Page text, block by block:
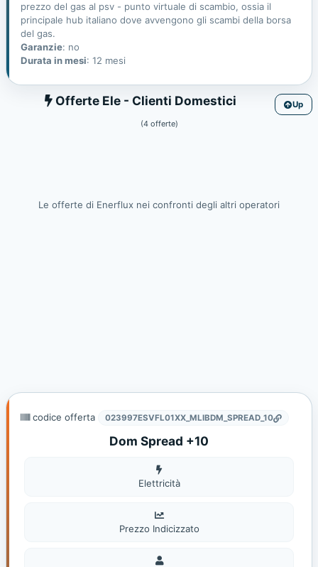
prezzo del gas al psv - punto virtuale di scambio, ossia il
principale hub italiano dove avvengono gli scambi della borsa
del gas.
Garanzie: no
Durata in mesi: 12 mesi
Ele
Offerte Ele - Clienti Domestici
Up
(4 offerte)
Le offerte di Enerflux nei confronti degli altri operatori
codice offerta 023997ESVFL01XX_MLIBDM_SPREAD_10
Dom Spread +10
Elettricità
Elettricità
Prezzo Indicizzato
Domestico